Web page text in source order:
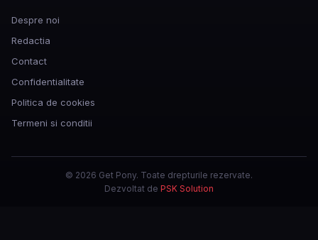
Despre noi
Redactia
Contact
Confidentialitate
Politica de cookies
Termeni si conditii
© 2026 Get Pony. Toate drepturile rezervate.
Dezvoltat de PSK Solution